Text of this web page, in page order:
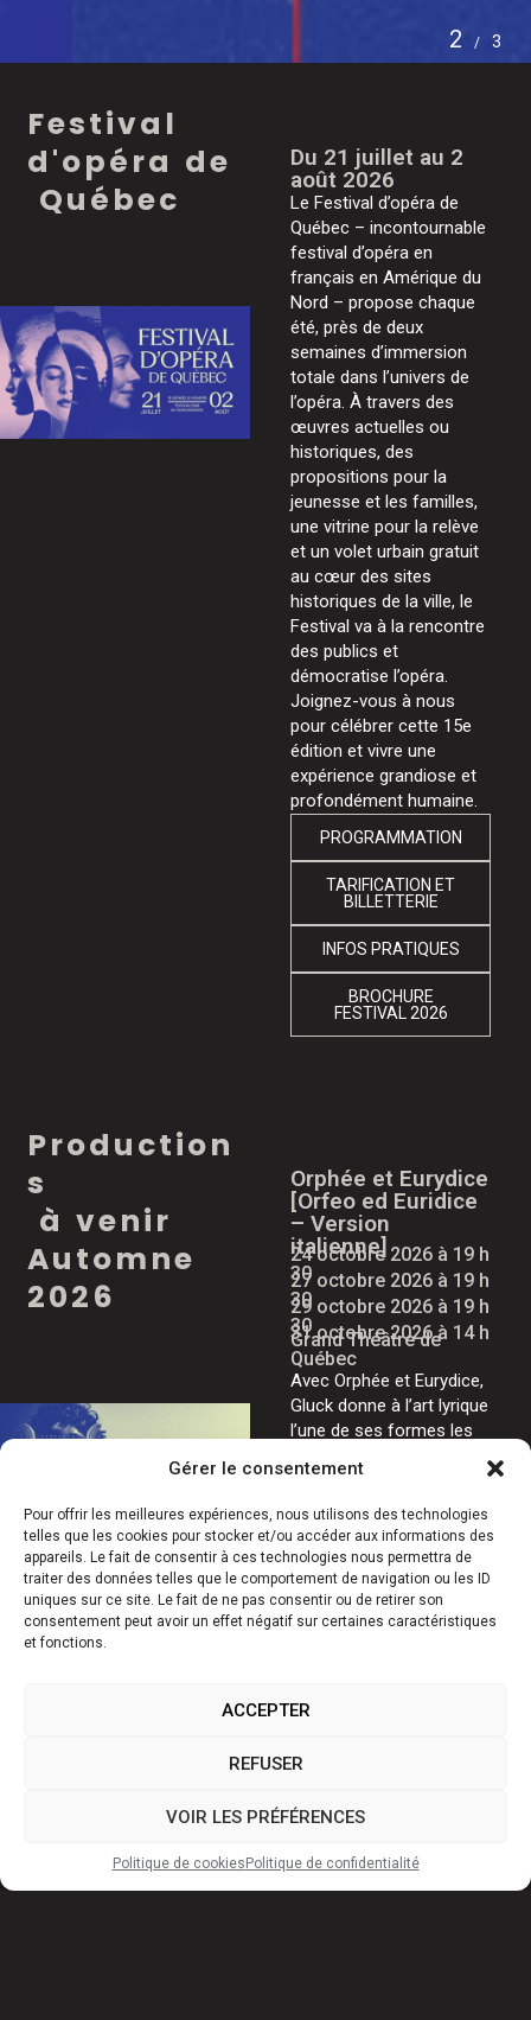
Gérer le consentement
Pour offrir les meilleures expériences, nous utilisons des technologies
telles que les cookies pour stocker et/ou accéder aux informations des
appareils. Le fait de consentir à ces technologies nous permettra de
traiter des données telles que le comportement de navigation ou les ID
uniques sur ce site. Le fait de ne pas consentir ou de retirer son
consentement peut avoir un effet négatif sur certaines caractéristiques
et fonctions.
ACCEPTER
REFUSER
VOIR LES PRÉFÉRENCES
Politique de cookies Politique de confidentialité
2 3
Festiva l
d'opéra de
Québec
Du 21 juillet au 2
août 2026
Le Festival d’opéra de
Québec – incontournable
festival d’opéra en
français en Amérique du
Nord – propose chaque
été, près de deux
semaines d’immersion
totale dans l’univers de
l’opéra. À travers des
œuvres actuelles ou
historiques, des
propositions pour la
jeunesse et les familles,
une vitrine pour la relève
et un volet urbain gratuit
au cœur des sites
historiques de la ville, le
Festival va à la rencontre
des publics et
démocratise l’opéra.
Joignez-vous à nous
pour célébrer cette 15e
édition et vivre une
expérience grandiose et
profondément humaine.
PROGRAMMATION
TARIFICATION ET
BILLETTERIE
INFOS PRATIQUES
BROCHURE
FESTIVAL 2026
Production
s
à venir
Automne
2026
Orphée et Eurydice
[Orfeo ed Euridice
– Version
italienne]
24 octobre 2026 à 19 h
30
27 octobre 2026 à 19 h
30
29 octobre 2026 à 19 h
30
31 octobre 2026 à 14 h
Grand Théâtre de
Québec
Avec Orphée et Eurydice,
Gluck donne à l’art lyrique
l’une de ses formes les
cette histoire d’amour
au-delà de la mort,
l’œuvre parle de
l’absence, du doute, de la
peur de perdre l’être
aimé, mais aussi du
pouvoir de l’art face à ce